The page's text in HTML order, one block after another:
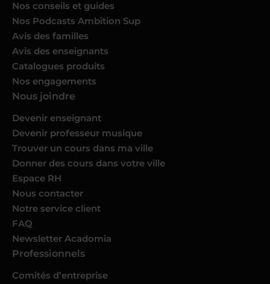
Nos conseils et guides
Nos Podcasts Ambition Sup
Avis des familles
Avis des enseignants
Catalogues produits
Nos engagements
Nous joindre
Devenir enseignant
Devenir professeur musique
Trouver un cours dans ma ville
Donner des cours dans votre ville
Espace RH
Nous contacter
Notre service client
FAQ
Newsletter Acadomia
Professionnels
Comités d’entreprise